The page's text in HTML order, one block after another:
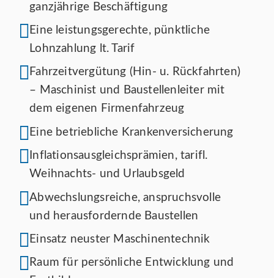
ganzjährige Beschäftigung
Eine leistungsgerechte, pünktliche
Lohnzahlung lt. Tarif
Fahrzeitvergütung (Hin- u. Rückfahrten)
– Maschinist und Baustellenleiter mit
dem eigenen Firmenfahrzeug
Eine betriebliche Krankenversicherung
Inflationsausgleichsprämien, tarifl.
Weihnachts- und Urlaubsgeld
Abwechslungsreiche, anspruchsvolle
und herausfordernde Baustellen
Einsatz neuster Maschinentechnik
Raum für persönliche Entwicklung und